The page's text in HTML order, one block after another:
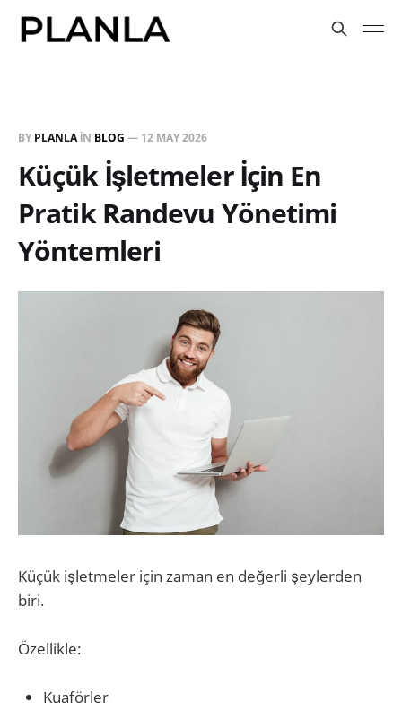
BY PLANLAIN BLOG — 12 MAY 2026
Küçük İşletmeler İçin En
Pratik Randevu Yönetimi
Yöntemleri
Küçük işletmeler için zaman en değerli şeylerden
biri.
Özellikle:
Kuaförler